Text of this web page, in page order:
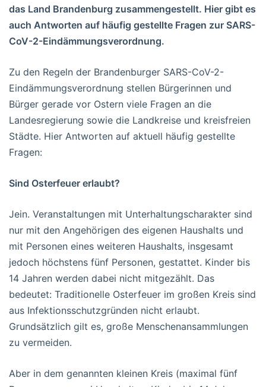
das Land Brandenburg zusammengestellt. Hier gibt es
auch Antworten auf häufig gestellte Fragen zur SARS-
CoV-2-Eindämmungsverordnung.
Zu den Regeln der Brandenburger SARS-CoV-2-
Eindämmungsverordnung stellen Bürgerinnen und
Bürger gerade vor Ostern viele Fragen an die
Landesregierung sowie die Landkreise und kreisfreien
Städte. Hier Antworten auf aktuell häufig gestellte
Fragen:
Sind Osterfeuer erlaubt?
Jein. Veranstaltungen mit Unterhaltungscharakter sind
nur mit den Angehörigen des eigenen Haushalts und
mit Personen eines weiteren Haushalts, insgesamt
jedoch höchstens fünf Personen, gestattet. Kinder bis
14 Jahren werden dabei nicht mitgezählt. Das
bedeutet: Traditionelle Osterfeuer im großen Kreis sind
aus Infektionsschutzgründen nicht erlaubt.
Grundsätzlich gilt es, große Menschenansammlungen
zu vermeiden.
Aber in dem genannten kleinen Kreis (maximal fünf